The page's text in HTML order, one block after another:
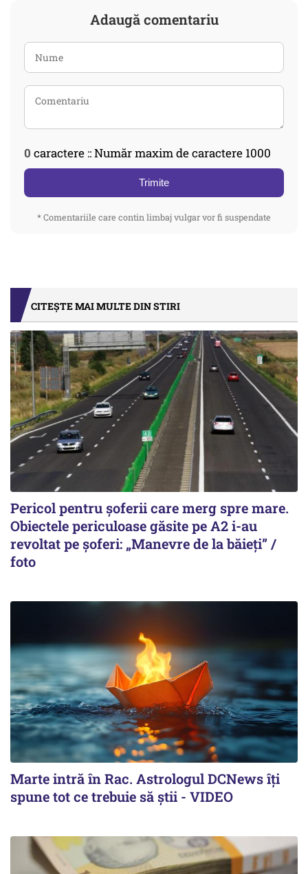
Adaugă comentariu
0 caractere :: Număr maxim de caractere 1000
Trimite
* Comentariile care contin limbaj vulgar vor fi suspendate
CITEȘTE MAI MULTE DIN STIRI
Pericol pentru șoferii care merg spre mare.
Obiectele periculoase găsite pe A2 i-au
revoltat pe șoferi: „Manevre de la băieți” /
foto
Marte intră în Rac. Astrologul DCNews îți
spune tot ce trebuie să știi - VIDEO